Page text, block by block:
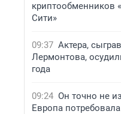
криптообменников
Сити»
09:37 Актера,
Лермонтова,
года
09:24 Он точно не
Европа